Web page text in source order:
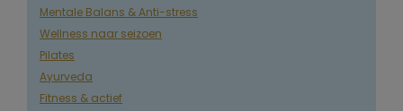
Mentale Balans & Anti-stress
Wellness naar seizoen
Pilates
Ayurveda
Fitness & actief